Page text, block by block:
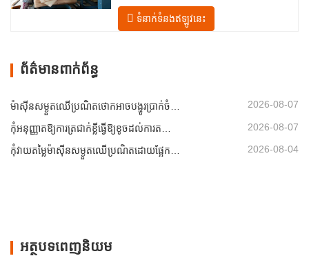
នៅក្នុង ការស្ងួត veneer៖ សំណើមមិនស្មើគ្នា
ថាមពលគ្មានប្រសិទ្ធភាព និងហានិភ័យនៃពិការភាព
ទំនាក់ទំនងឥឡូវនេះ
ព័ត៌មានពាក់ព័ន្ធ
2026-08-07
2026-08-07
កុំវាយតម្លៃម៉ាស៊ីនសម្ងួតឈើប្រណិតដោយផ្អែកលើសមត្ថភាពតែម្នាក់ឯង 2026-08-04
អត្ថបទពេញនិយម